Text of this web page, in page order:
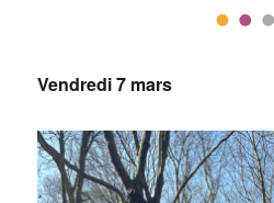
Vendredi 7 mars